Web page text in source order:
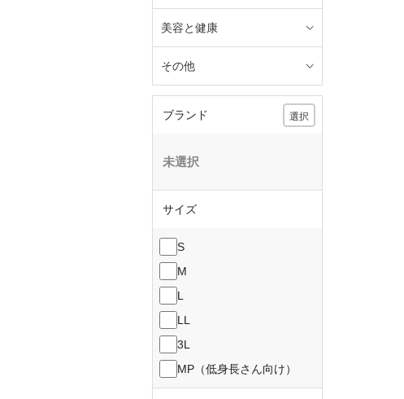
美容と健康
その他
ブランド 選択
未選択
サイズ
S
M
L
LL
3L
MP（低身長さん向け）